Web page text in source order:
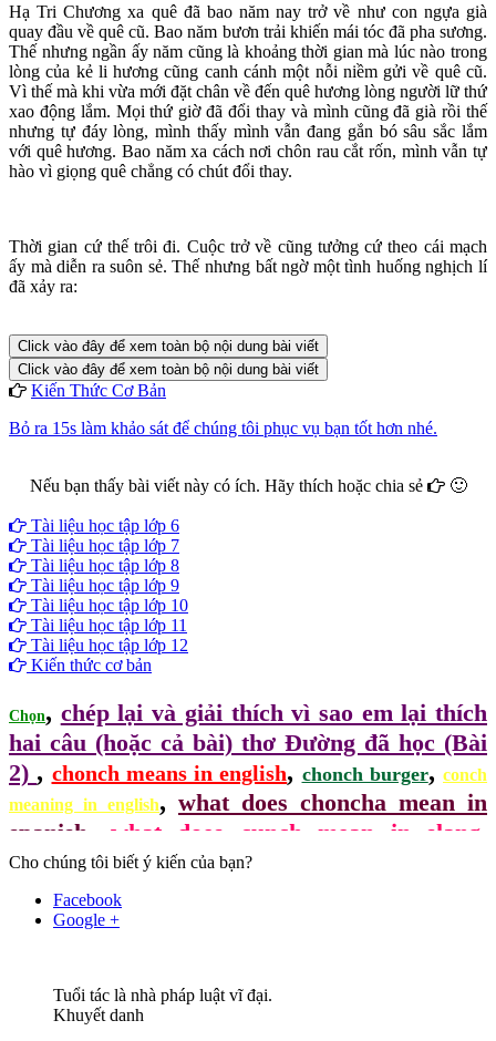
Hạ Tri Chương xa quê đã bao năm nay trở về như con ngựa già
quay đầu về quê cũ. Bao năm bươn trải khiến mái tóc đã pha sương.
Thế nhưng ngần ấy năm cũng là khoảng thời gian mà lúc nào trong
lòng của kẻ li hương cũng canh cánh một nỗi niềm gửi về quê cũ.
Vì thế mà khi vừa mới đặt chân về đến quê hương lòng người lữ thứ
xao động lắm. Mọi thứ giờ đã đổi thay và mình cũng đã già rồi thế
nhưng tự đáy lòng, mình thấy mình vẫn đang gắn bó sâu sắc lắm
với quê hương. Bao năm xa cách nơi chôn rau cắt rốn, mình vẫn tự
hào vì giọng quê chẳng có chút đổi thay.
Thời gian cứ thế trôi đi. Cuộc trở về cũng tưởng cứ theo cái mạch
ấy mà diễn ra suôn sẻ. Thế nhưng bất ngờ một tình huống nghịch lí
đã xảy ra:
Click vào đây để xem toàn bộ nội dung bài viết
Click vào đây để xem toàn bộ nội dung bài viết
Kiến Thức Cơ Bản
Bỏ ra 15s làm khảo sát để chúng tôi phục vụ bạn tốt hơn nhé.
Nếu bạn thấy bài viết này có ích. Hãy thích hoặc chia sẻ
🙂
Tài liệu học tập lớp 6
Tài liệu học tập lớp 7
Tài liệu học tập lớp 8
Tài liệu học tập lớp 9
Tài liệu học tập lớp 10
Tài liệu học tập lớp 11
Tài liệu học tập lớp 12
Kiến thức cơ bản
Chọn, chép lại và giải thích vì sao em lại thích
hai câu (hoặc cả bài) thơ Đường đã học (Bài
2) , chonch means in english, chonch burger, conch
meaning in english, what does choncha mean in
spanish
what does cunch mean in slang
choncho,chonchis, conch definition
Cho chúng tôi biết ý kiến của bạn?
Facebook
Google +
Tuổi tác là nhà pháp luật vĩ đại.
Khuyết danh